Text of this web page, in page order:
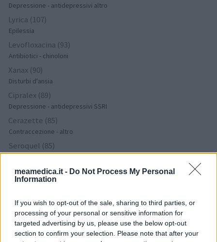
meamedica.it - Do Not Process My Personal
Information
If you wish to opt-out of the sale, sharing to third parties, or
processing of your personal or sensitive information for
targeted advertising by us, please use the below opt-out
section to confirm your selection. Please note that after your
Depressione - antidepressivi altro
Lyrica (107)
Epilessia
Levofloxacina (93)
Antibiotici - chinoloni
Xanax (90)
Disturbi d'ansia
Cipralex (89)
Depressione - antidepressivi SSRI
Cerazette (85)
Contraccezione - altro
Seroquel (85)
Psicosi / Schizofrenia - antipsicotici
Wellbutrin (84)
Dipendenze
Depressione - antidepressivi TCA
Tramadolo (74)
Dolore - morfina e simili